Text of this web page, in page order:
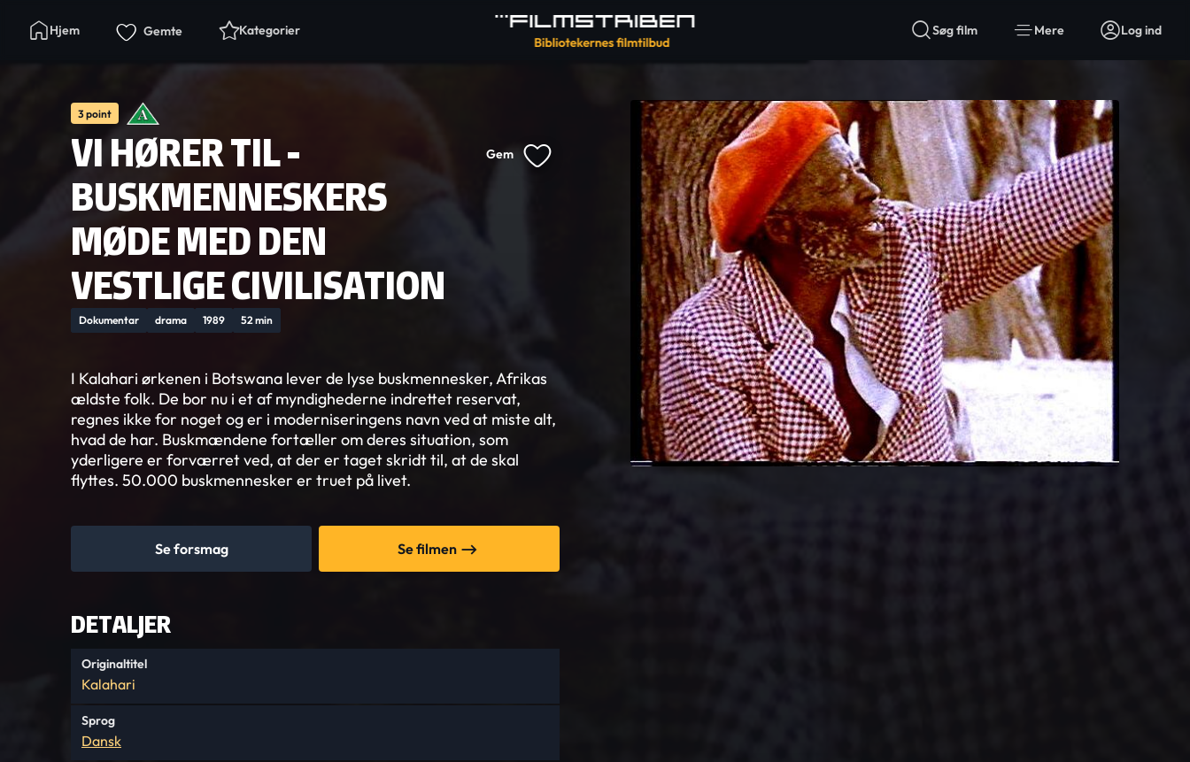
Hjem Gemte Kategorier Søg film Mere Log ind
3 point
VI HØRER TIL -
BUSKMENNESKERS
MØDE MED DEN
VESTLIGE CIVILISATION
Gem
Dokumentar drama 1989 52 min
I Kalahari ørkenen i Botswana lever de lyse buskmennesker, Afrikas
ældste folk. De bor nu i et af myndighederne indrettet reservat,
regnes ikke for noget og er i moderniseringens navn ved at miste alt,
hvad de har. Buskmændene fortæller om deres situation, som
yderligere er forværret ved, at der er taget skridt til, at de skal
flyttes. 50.000 buskmennesker er truet på livet.
Se forsmag Se filmen
DETALJER
Originaltitel
Kalahari
Sprog
Dansk